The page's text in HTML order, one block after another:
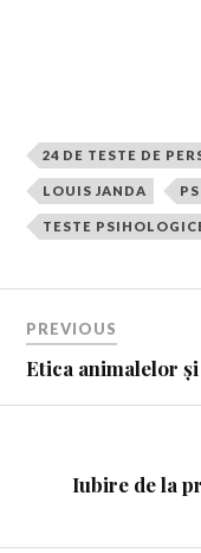
24 DE TESTE DE
LOUIS JANDA
TESTE
PREVIOUS
Etica animalelor
Iubire de la